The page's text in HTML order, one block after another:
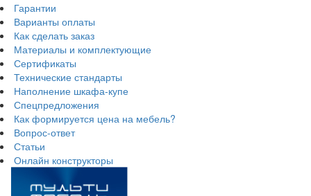
Гарантии
Варианты оплаты
Как сделать заказ
Материалы и комплектующие
Сертификаты
Технические стандарты
Наполнение шкафа-купе
Спецпредложения
Как формируется цена на мебель?
Вопрос-ответ
Статьи
Онлайн конструкторы